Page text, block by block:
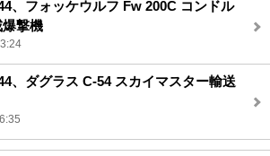
、フォッケウルフ Fw 200C コンドル
撃機
、ダグラス C-54 スカイマスター輸送